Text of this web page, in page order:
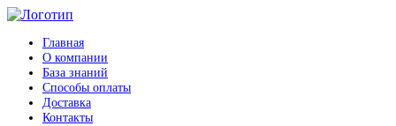
Главная
О компании
База знаний
Способы оплаты
Доставка
Контакты